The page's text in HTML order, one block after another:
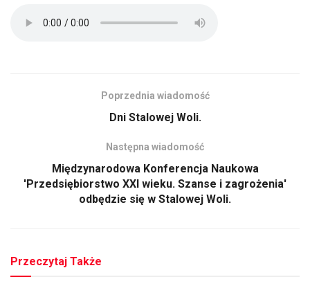
Poprzednia wiadomość
Dni Stalowej Woli.
Następna wiadomość
Międzynarodowa Konferencja Naukowa
'Przedsiębiorstwo XXI wieku. Szanse i zagrożenia'
odbędzie się w Stalowej Woli.
Przeczytaj Także